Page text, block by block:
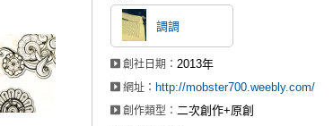
調調
創社日期： 2013年
網址： http://mobster700.weebly.com/
創作類型： 二次創作+原創